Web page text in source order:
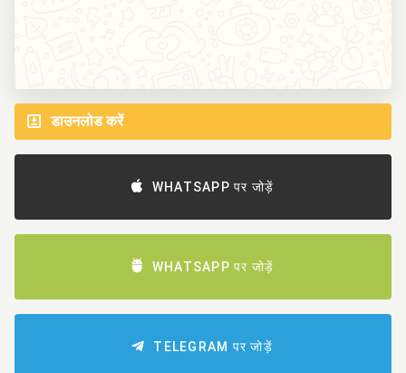
डाउनलोड करें
WHATSAPP पर जोड़ें
WHATSAPP पर जोड़ें
TELEGRAM पर जोड़ें